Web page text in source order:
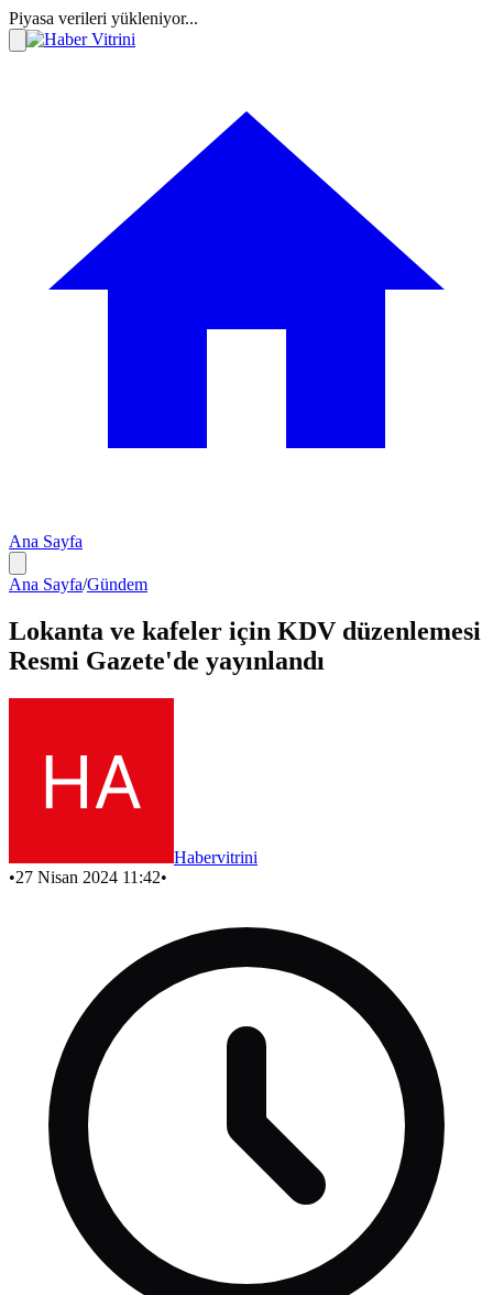
Piyasa verileri yükleniyor...
Ana Sayfa
Ana Sayfa/Gündem
Lokanta ve kafeler için KDV düzenlemesi
Resmi Gazete'de yayınlandı
Habervitrini
•27 Nisan 2024 11:42•